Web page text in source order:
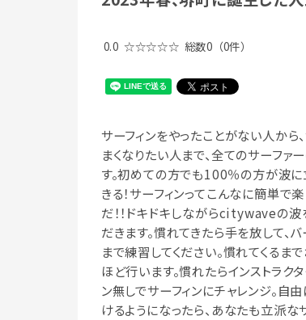
0.0 ☆☆☆☆☆ 総数0 （0件）
サーフィンをやったことがない人から
まくなりたい人まで、全てのサーファ
す。初めての方でも100％の方が波に
きる！サーフィンってこんなに簡単で
だ！！ドキドキしながらcitywaveの波
だきます。慣れてきたら手を放して、
まで練習してください。慣れてくるま
ほど行います。慣れたらインストラク
ン無しでサーフィンにチャレンジ。自
けるようになったら、あなたも立派な